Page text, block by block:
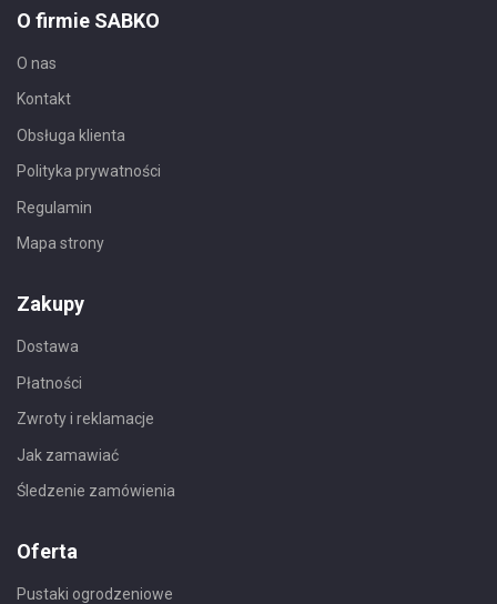
O firmie SABKO
O nas
Kontakt
Obsługa klienta
Polityka prywatności
Regulamin
Mapa strony
Zakupy
Dostawa
Płatności
Zwroty i reklamacje
Jak zamawiać
Śledzenie zamówienia
Oferta
Pustaki ogrodzeniowe